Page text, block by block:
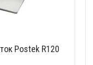
Postek R120